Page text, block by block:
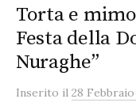
Torta e
Festa della
Nuraghe”
Inserito il 28 Febbraio